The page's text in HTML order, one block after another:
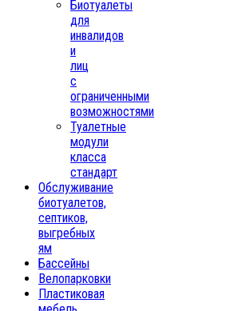
Биотуалеты
для
инвалидов
и
лиц
с
ограниченными
возможностями
Туалетные
модули
класса
стандарт
Обслуживание
биотуалетов,
септиков,
выгребных
ям
Бассейны
Велопарковки
Пластиковая